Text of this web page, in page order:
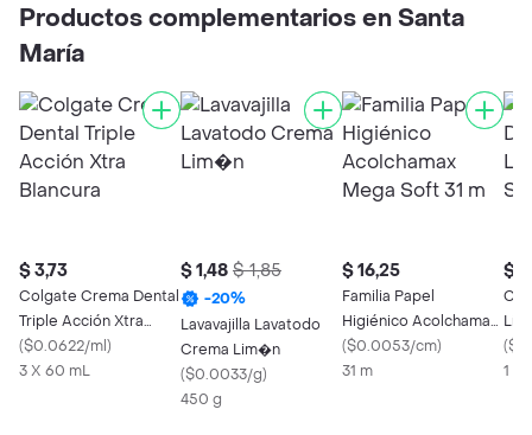
Productos complementarios en Santa
María
$ 3,73
Colgate Crema Dental
Triple Acción Xtra
Blancura
($0.0622/ml)
3 X 60 mL
$ 1,48 $ 1,85
-20%
Lavavajilla Lavatodo
Crema Lim�n
($0.0033/g)
450 g
$ 16,25
Familia Papel
Higiénico Acolchamax
Mega Soft 31 m
($0.0053/cm)
31 m
$
(
1 X